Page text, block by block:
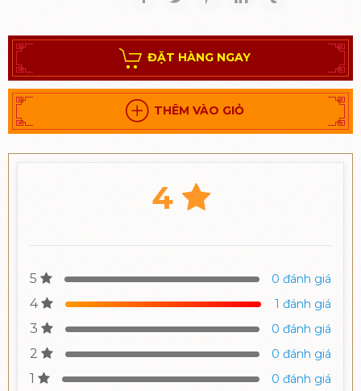
ĐẶT HÀNG NGAY
THÊM VÀO GIỎ
4
5 0 đánh giá
4 1 đánh giá
3 0 đánh giá
2 0 đánh giá
1 0 đánh giá